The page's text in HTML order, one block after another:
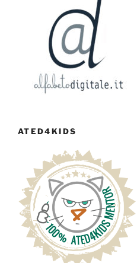
ATED4KIDS